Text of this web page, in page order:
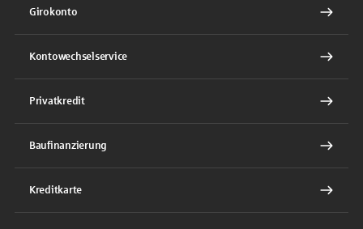
Girokonto
Kontowechselservice
Privatkredit
Baufinanzierung
Kreditkarte